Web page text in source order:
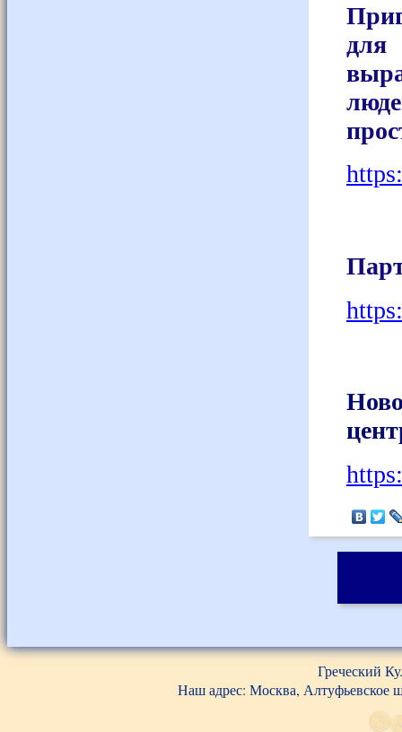
Греческий
Наш адрес: Москва, Алтуфьевское